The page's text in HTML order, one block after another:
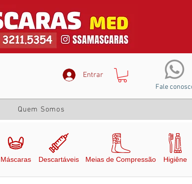
Quem Somos
Entrar
Fale
Máscaras Descartáveis Meias de Compressão Higiêne